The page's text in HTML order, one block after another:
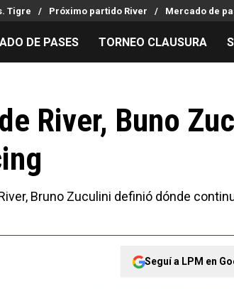
Tigre Próximo partido River Mercado de
de Pases
tácticos
Quintero
Coudet
Streaming
Entradas
DE PASES TORNEO CLAUSURA
River, Buno
Bruno Zuculini definió dónde
Seguí a LPM en